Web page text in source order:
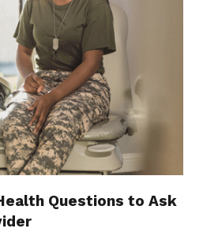
Questions to Ask